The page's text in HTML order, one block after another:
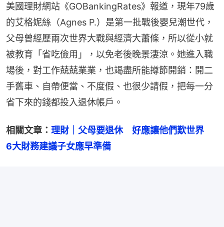
美國理財網站《GOBankingRates》報道，現年79歲
的艾格妮絲（Agnes P.）是第一批戰後嬰兒潮世代，
父母曾經歷兩次世界大戰與經濟大蕭條，所以從小就
被教育「省吃儉用」，以免老後晚景淒涼。她進入職
場後，對工作兢兢業業，也竭盡所能撙節開銷：開二
手舊車、自帶便當、不度假、也很少請假，把每一分
省下來的錢都投入退休帳戶。
相關文章： 理財｜父母要退休　好應讓他們歎世界
6大財務建議子女應早準備